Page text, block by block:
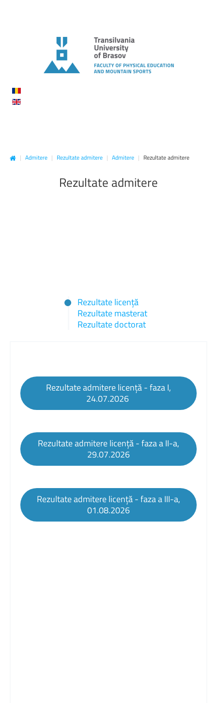
| Admitere | Rezultate admitere | Admitere | Rezultate admitere
Rezultate admitere
Rezultate licență
Rezultate masterat
Rezultate doctorat
Rezultate admitere licență - faza I,
24.07.2026
Rezultate admitere licență - faza a II-a,
29.07.2026
Rezultate admitere licență - faza a III-a,
01.08.2026